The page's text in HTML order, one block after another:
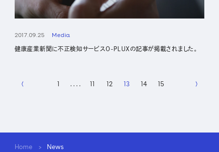
2017.09.25 Media
健康産業新聞に不正検知サービスO-PLUXの記事が掲載されました。
1 . . . . 11 12 13 14 15
Home News